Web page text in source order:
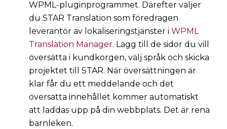
WPML-pluginprogrammet. Därefter väljer
du STAR Translation som föredragen
leverantör av lokaliseringstjänster i WPML
Translation Manager. Lägg till de sidor du vill
översätta i kundkorgen, välj språk och skicka
projektet till STAR. När översättningen är
klar får du ett meddelande och det
översatta innehållet kommer automatiskt
att laddas upp på din webbplats. Det är rena
barnleken.